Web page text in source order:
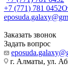
+7 (771) 781 0452
Заказать звонок
Задать вопрос
г. Алматы, ул.